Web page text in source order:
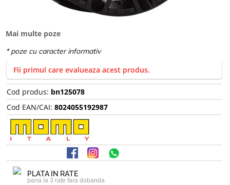
Mai multe poze
Fii primul care evalueaza acest produs.
Cod produs: bn125078
Cod EAN/CAI: 8024055192987
PLATA IN RATE
pana la 3 rate fara dobanda